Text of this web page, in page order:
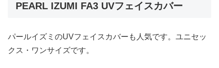
PEARL IZUMI FA3 UVフェイスカバー
パールイズミのUVフェイスカバーも人気です。ユニセッ
クス・ワンサイズです。